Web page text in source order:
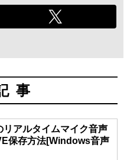
事
リアルタイムマイク音声
保存方法[Windows音声